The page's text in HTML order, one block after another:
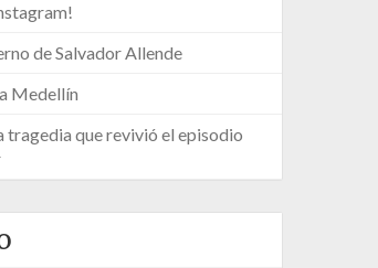
de Salvador Allende
Medellín
tragedia que revivió el episodio